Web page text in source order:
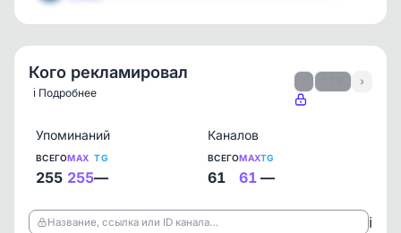
Кого рекламировал
ℹ️ Подробнее
›
Упоминаний
ВСЕГО
255
MAX
255
TG
—
Каналов
ВСЕГО
61
MAX
61
TG
—
Название, ссылка или ID канала… ℹ️